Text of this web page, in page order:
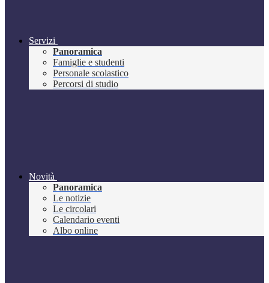
Servizi
Panoramica
Famiglie e studenti
Personale scolastico
Percorsi di studio
Novità
Panoramica
Le notizie
Le circolari
Calendario eventi
Albo online